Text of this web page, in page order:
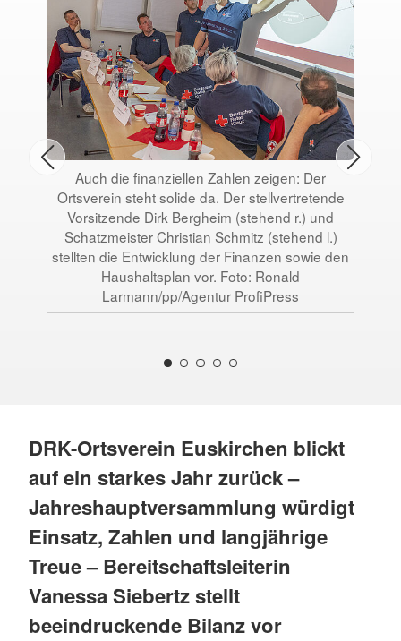
Auch die finanziellen Zahlen zeigen: Der
Ortsverein steht solide da. Der stellvertretende
Vorsitzende Dirk Bergheim (stehend r.) und
Schatzmeister Christian Schmitz (stehend l.)
stellten die Entwicklung der Finanzen sowie den
Haushaltsplan vor. Foto: Ronald
Larmann/pp/Agentur ProfiPress
DRK-Ortsverein Euskirchen blickt
auf ein starkes Jahr zurück –
Jahreshauptversammlung würdigt
Einsatz, Zahlen und langjährige
Treue – Bereitschaftsleiterin
Vanessa Siebertz stellt
beeindruckende Bilanz vor